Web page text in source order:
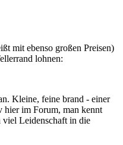
mit ebenso großen Preisen)
lohnen:
Kleine, feine brand - einer
hier im Forum, man kennt
viel Leidenschaft in die